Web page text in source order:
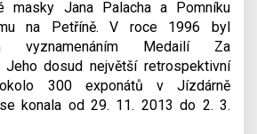
masky Jana Palacha a Pomníku
na Petříně. V roce 1996 byl
vyznamenáním Medailí Za
Jeho dosud největší retrospektivní
300 exponátů v Jízdárně
konala od 29. 11. 2013 do 2. 3.